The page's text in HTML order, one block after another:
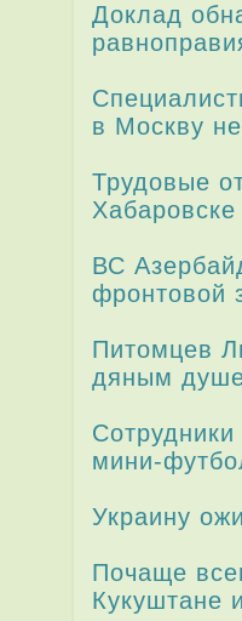
Доклад
в Москву
Трудовые
Хабаровске
ВС
фронтовой
Питомцев
дяным
мини-
Украину
Почаще
Кукуштане